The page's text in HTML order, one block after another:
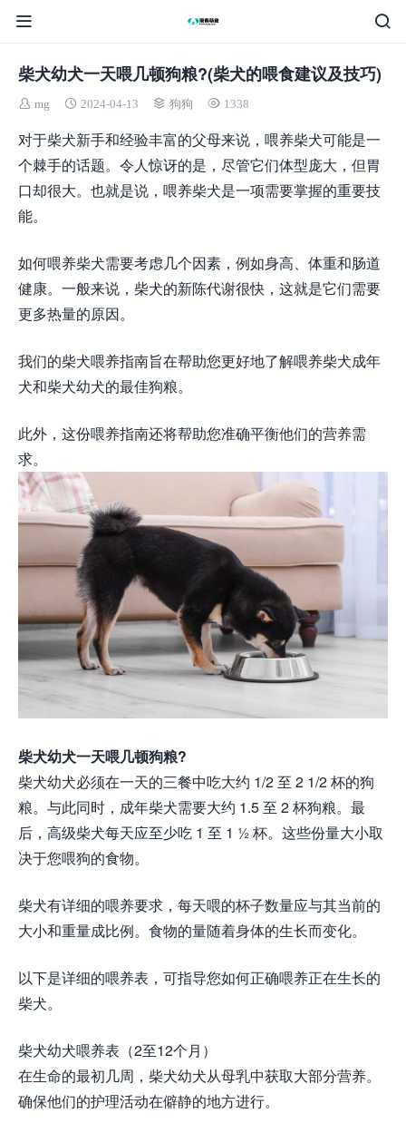
柴犬幼犬一天喂几顿狗粮?(柴犬的喂食建议及技巧)
mg 2024-04-13 狗狗 1338
对于柴犬新手和经验丰富的父母来说，喂养柴犬可能是一
个棘手的话题。令人惊讶的是，尽管它们体型庞大，但胃
口却很大。也就是说，喂养柴犬是一项需要掌握的重要技
能。
如何喂养柴犬需要考虑几个因素，例如身高、体重和肠道
健康。一般来说，柴犬的新陈代谢很快，这就是它们需要
更多热量的原因。
我们的柴犬喂养指南旨在帮助您更好地了解喂养柴犬成年
犬和柴犬幼犬的最佳狗粮。
此外，这份喂养指南还将帮助您准确平衡他们的营养需
求。
柴犬幼犬一天喂几顿狗粮?
柴犬幼犬必须在一天的三餐中吃大约 1/2 至 2 1/2 杯的狗
粮。与此同时，成年柴犬需要大约 1.5 至 2 杯狗粮。最
后，高级柴犬每天应至少吃 1 至 1 ½ 杯。这些份量大小取
决于您喂狗的食物。
柴犬有详细的喂养要求，每天喂的杯子数量应与其当前的
大小和重量成比例。食物的量随着身体的生长而变化。
以下是详细的喂养表，可指导您如何正确喂养正在生长的
柴犬。
柴犬幼犬喂养表（2至12个月）
在生命的最初几周，柴犬幼犬从母乳中获取大部分营养。
确保他们的护理活动在僻静的地方进行。